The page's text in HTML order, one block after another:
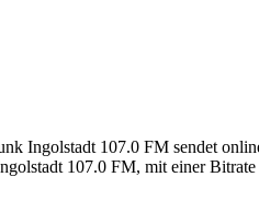
Ingolstadt 107.0 FM sendet
107.0 FM, mit einer